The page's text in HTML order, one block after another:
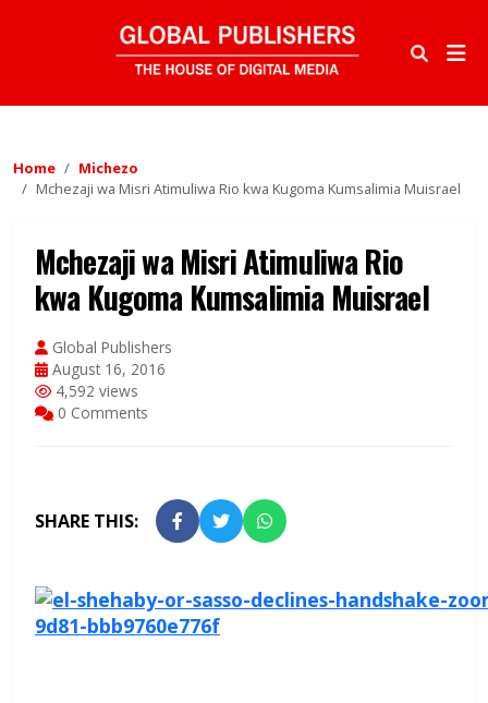
Home
Michezo
Mchezaji wa Misri Atimuliwa Rio kwa Kugoma Kumsalimia Muisrael
Mchezaji wa Misri Atimuliwa Rio
kwa Kugoma Kumsalimia Muisrael
Global Publishers
August 16, 2016
4,592 views
0 Comments
SHARE THIS: